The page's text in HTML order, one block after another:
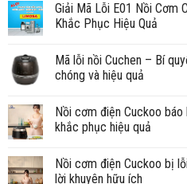
Giải Mã Lỗi E01 Nồi Cơm
Khắc Phục Hiệu Quả
Mã lỗi nồi Cuchen – Bí
chóng và hiệu quả
Nồi cơm điện Cuckoo
khắc phục hiệu quả
Nồi cơm điện Cuckoo bị
lời khuyên hữu ích